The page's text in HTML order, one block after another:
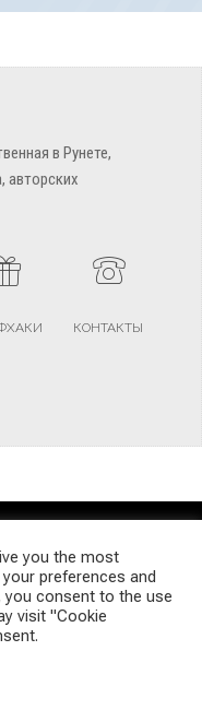
в Рунете,
авторских
КОНТАКТЫ
POLICY SITEMAP
by TagDiv
you the most
preferences and
you consent to the use
visit "Cookie